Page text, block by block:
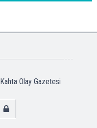
Kahta Olay Gazetesi